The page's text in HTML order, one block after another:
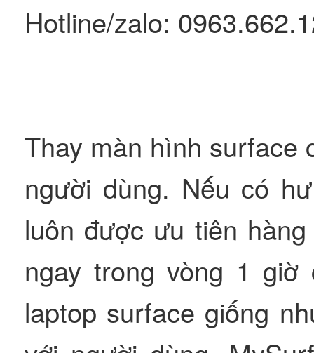
Hotline/zalo:
Thay màn hình surface
người dùng. Nếu có
luôn được ưu tiên
ngay trong vòng 1
laptop surface giống